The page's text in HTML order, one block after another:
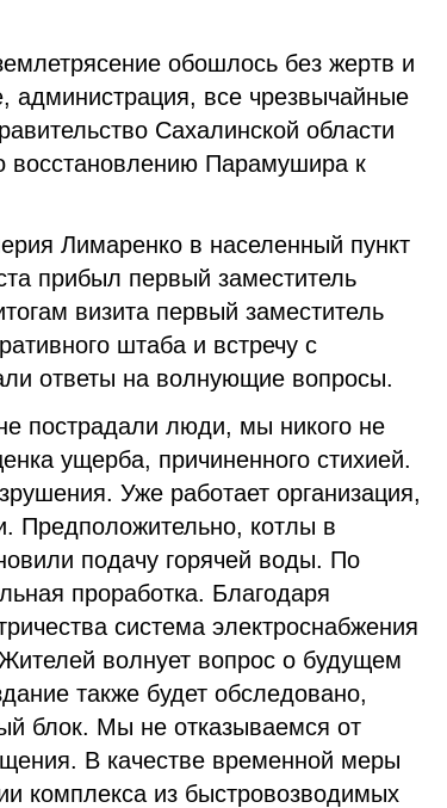
обошлось без жертв и
администрация, все чрезвычайные
Сахалинской области
восстановлению Парамушира к
Лимаренко в населенный пункт
прибыл первый заместитель
визита первый заместитель
штаба и встречу с
ответы на волнующие вопросы.
пострадали люди, мы никого не
ущерба, причиненного стихией.
Уже работает организация,
Предположительно, котлы в
подачу горячей воды. По
проработка. Благодаря
система электроснабжения
волнует вопрос о будущем
также будет обследовано,
блок. Мы не отказываемся от
В качестве временной меры
комплекса из быстровозводимых